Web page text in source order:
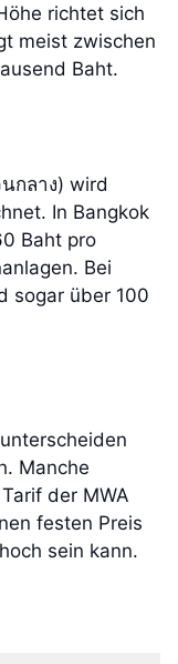
richtet sich
meist zwischen
Baht.
กลาง) wird
In Bangkok
Baht pro
Bei
sogar über 100
Manche
der MWA
festen Preis
sein kann.